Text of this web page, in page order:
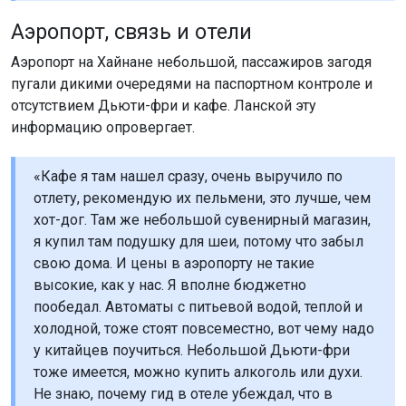
Аэропорт, связь и отели
Аэропорт на Хайнане небольшой, пассажиров загодя
пугали дикими очередями на паспортном контроле и
отсутствием Дьюти-фри и кафе. Ланской эту
информацию опровергает.
«Кафе я там нашел сразу, очень выручило по
отлету, рекомендую их пельмени, это лучше, чем
хот-дог. Там же небольшой сувенирный магазин,
я купил там подушку для шеи, потому что забыл
свою дома. И цены в аэропорту не такие
высокие, как у нас. Я вполне бюджетно
пообедал. Автоматы с питьевой водой, теплой и
холодной, тоже стоят повсеместно, вот чему надо
у китайцев поучиться. Небольшой Дьюти-фри
тоже имеется, можно купить алкоголь или духи.
Не знаю, почему гид в отеле убеждал, что в